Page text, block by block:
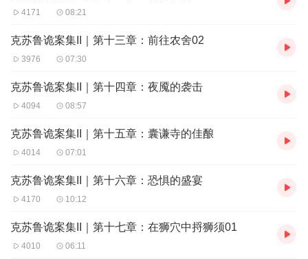
4171 08:21
克苏鲁诡案集II｜第十三章：前往农舍02
3976 07:30
克苏鲁诡案集II｜第十四章：夜魇的袭击
4094 08:57
克苏鲁诡案集II｜第十五章：囊谦寺的佳酿
4014 07:01
克苏鲁诡案集II｜第十六章：恐惧的盛宴
4170 10:12
克苏鲁诡案集II｜第十七章：在狮穴中捋狮须01
4010 06:11